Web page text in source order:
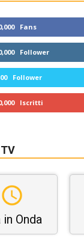
Fans
Follower
Follower
Iscritti
in Onda